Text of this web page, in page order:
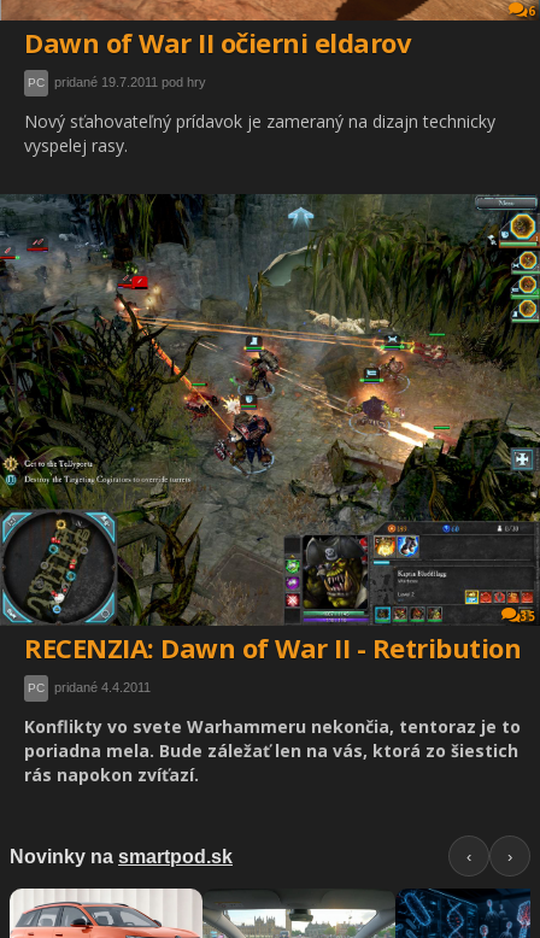
6
Dawn of War II očierni eldarov
PC pridané 19.7.2011 pod hry
Nový sťahovateľný prídavok je zameraný na dizajn technicky
vyspelej rasy.
35
RECENZIA: Dawn of War II - Retribution
PC pridané 4.4.2011
Konflikty vo svete Warhammeru nekončia, tentoraz je to
poriadna mela. Bude záležať len na vás, ktorá zo šiestich
rás napokon zvíťazí.